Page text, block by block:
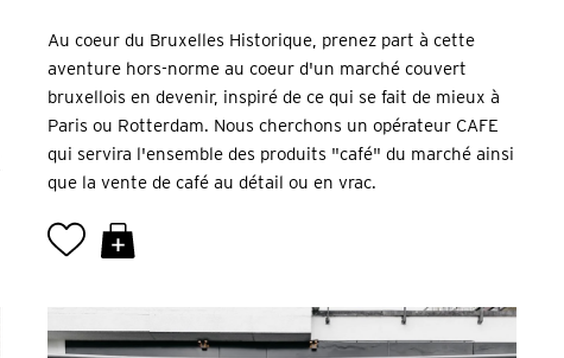
Au coeur du Bruxelles Historique, prenez part à cette
aventure hors-norme au coeur d'un marché couvert
bruxellois en devenir, inspiré de ce qui se fait de mieux à
Paris ou Rotterdam. Nous cherchons un opérateur CAFE
qui servira l'ensemble des produits "café" du marché ainsi
que la vente de café au détail ou en vrac.